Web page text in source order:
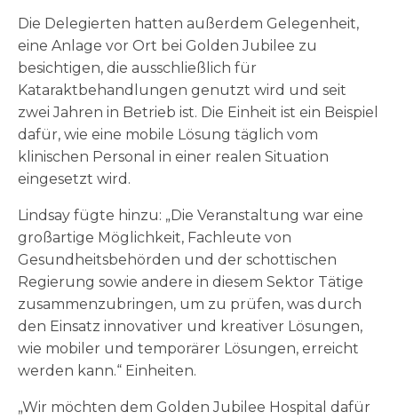
Die Delegierten hatten außerdem Gelegenheit,
eine Anlage vor Ort bei Golden Jubilee zu
besichtigen, die ausschließlich für
Kataraktbehandlungen genutzt wird und seit
zwei Jahren in Betrieb ist. Die Einheit ist ein Beispiel
dafür, wie eine mobile Lösung täglich vom
klinischen Personal in einer realen Situation
eingesetzt wird.
Lindsay fügte hinzu: „Die Veranstaltung war eine
großartige Möglichkeit, Fachleute von
Gesundheitsbehörden und der schottischen
Regierung sowie andere in diesem Sektor Tätige
zusammenzubringen, um zu prüfen, was durch
den Einsatz innovativer und kreativer Lösungen,
wie mobiler und temporärer Lösungen, erreicht
werden kann.“ Einheiten.
„Wir möchten dem Golden Jubilee Hospital dafür